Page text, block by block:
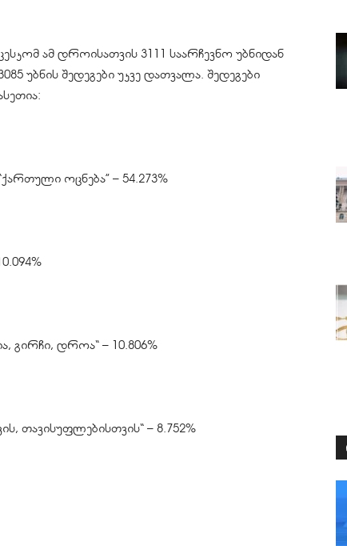
ამ დროისათვის 3111 საარჩევნო უბნიდან
უბნის შედეგები უკვე დათვალა. შედეგები
ოცნება” – 54.273%
გირჩი, დროა“ – 10.806%
თავისუფლებისთვის“ – 8.752%